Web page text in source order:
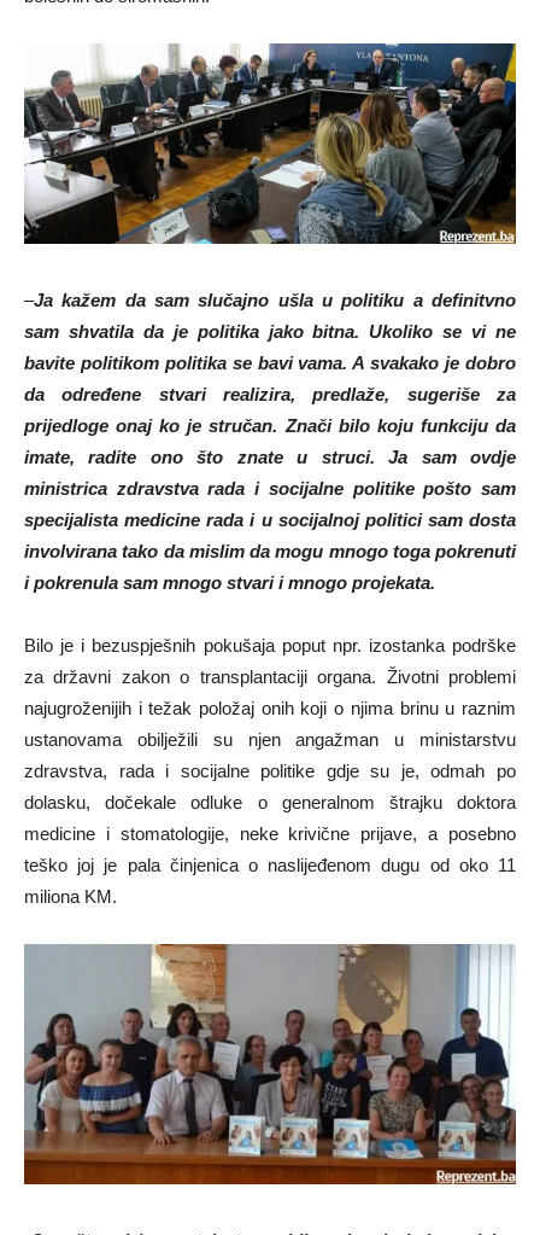
–Ja kažem da sam slučajno ušla u politiku a definitvno
sam shvatila da je politika jako bitna. Ukoliko se vi ne
bavite politikom politika se bavi vama. A svakako je dobro
da određene stvari realizira, predlaže, sugeriše za
prijedloge onaj ko je stručan. Znači bilo koju funkciju da
imate, radite ono što znate u struci. Ja sam ovdje
ministrica zdravstva rada i socijalne politike pošto sam
specijalista medicine rada i u socijalnoj politici sam dosta
involvirana tako da mislim da mogu mnogo toga pokrenuti
i pokrenula sam mnogo stvari i mnogo projekata.
Bilo je i bezuspješnih pokušaja poput npr. izostanka podrške
za državni zakon o transplantaciji organa. Životni problemi
najugroženijih i težak položaj onih koji o njima brinu u raznim
ustanovama obilježili su njen angažman u ministarstvu
zdravstva, rada i socijalne politike gdje su je, odmah po
dolasku, dočekale odluke o generalnom štrajku doktora
medicine i stomatologije, neke krivične prijave, a posebno
teško joj je pala činjenica o naslijeđenom dugu od oko 11
miliona KM.